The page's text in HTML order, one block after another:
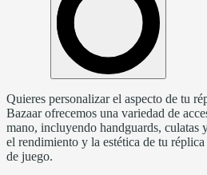
Quieres personalizar el aspecto de tu
Bazaar ofrecemos una variedad de
mano, incluyendo handguards, culatas
el rendimiento y la estética de tu
de juego.